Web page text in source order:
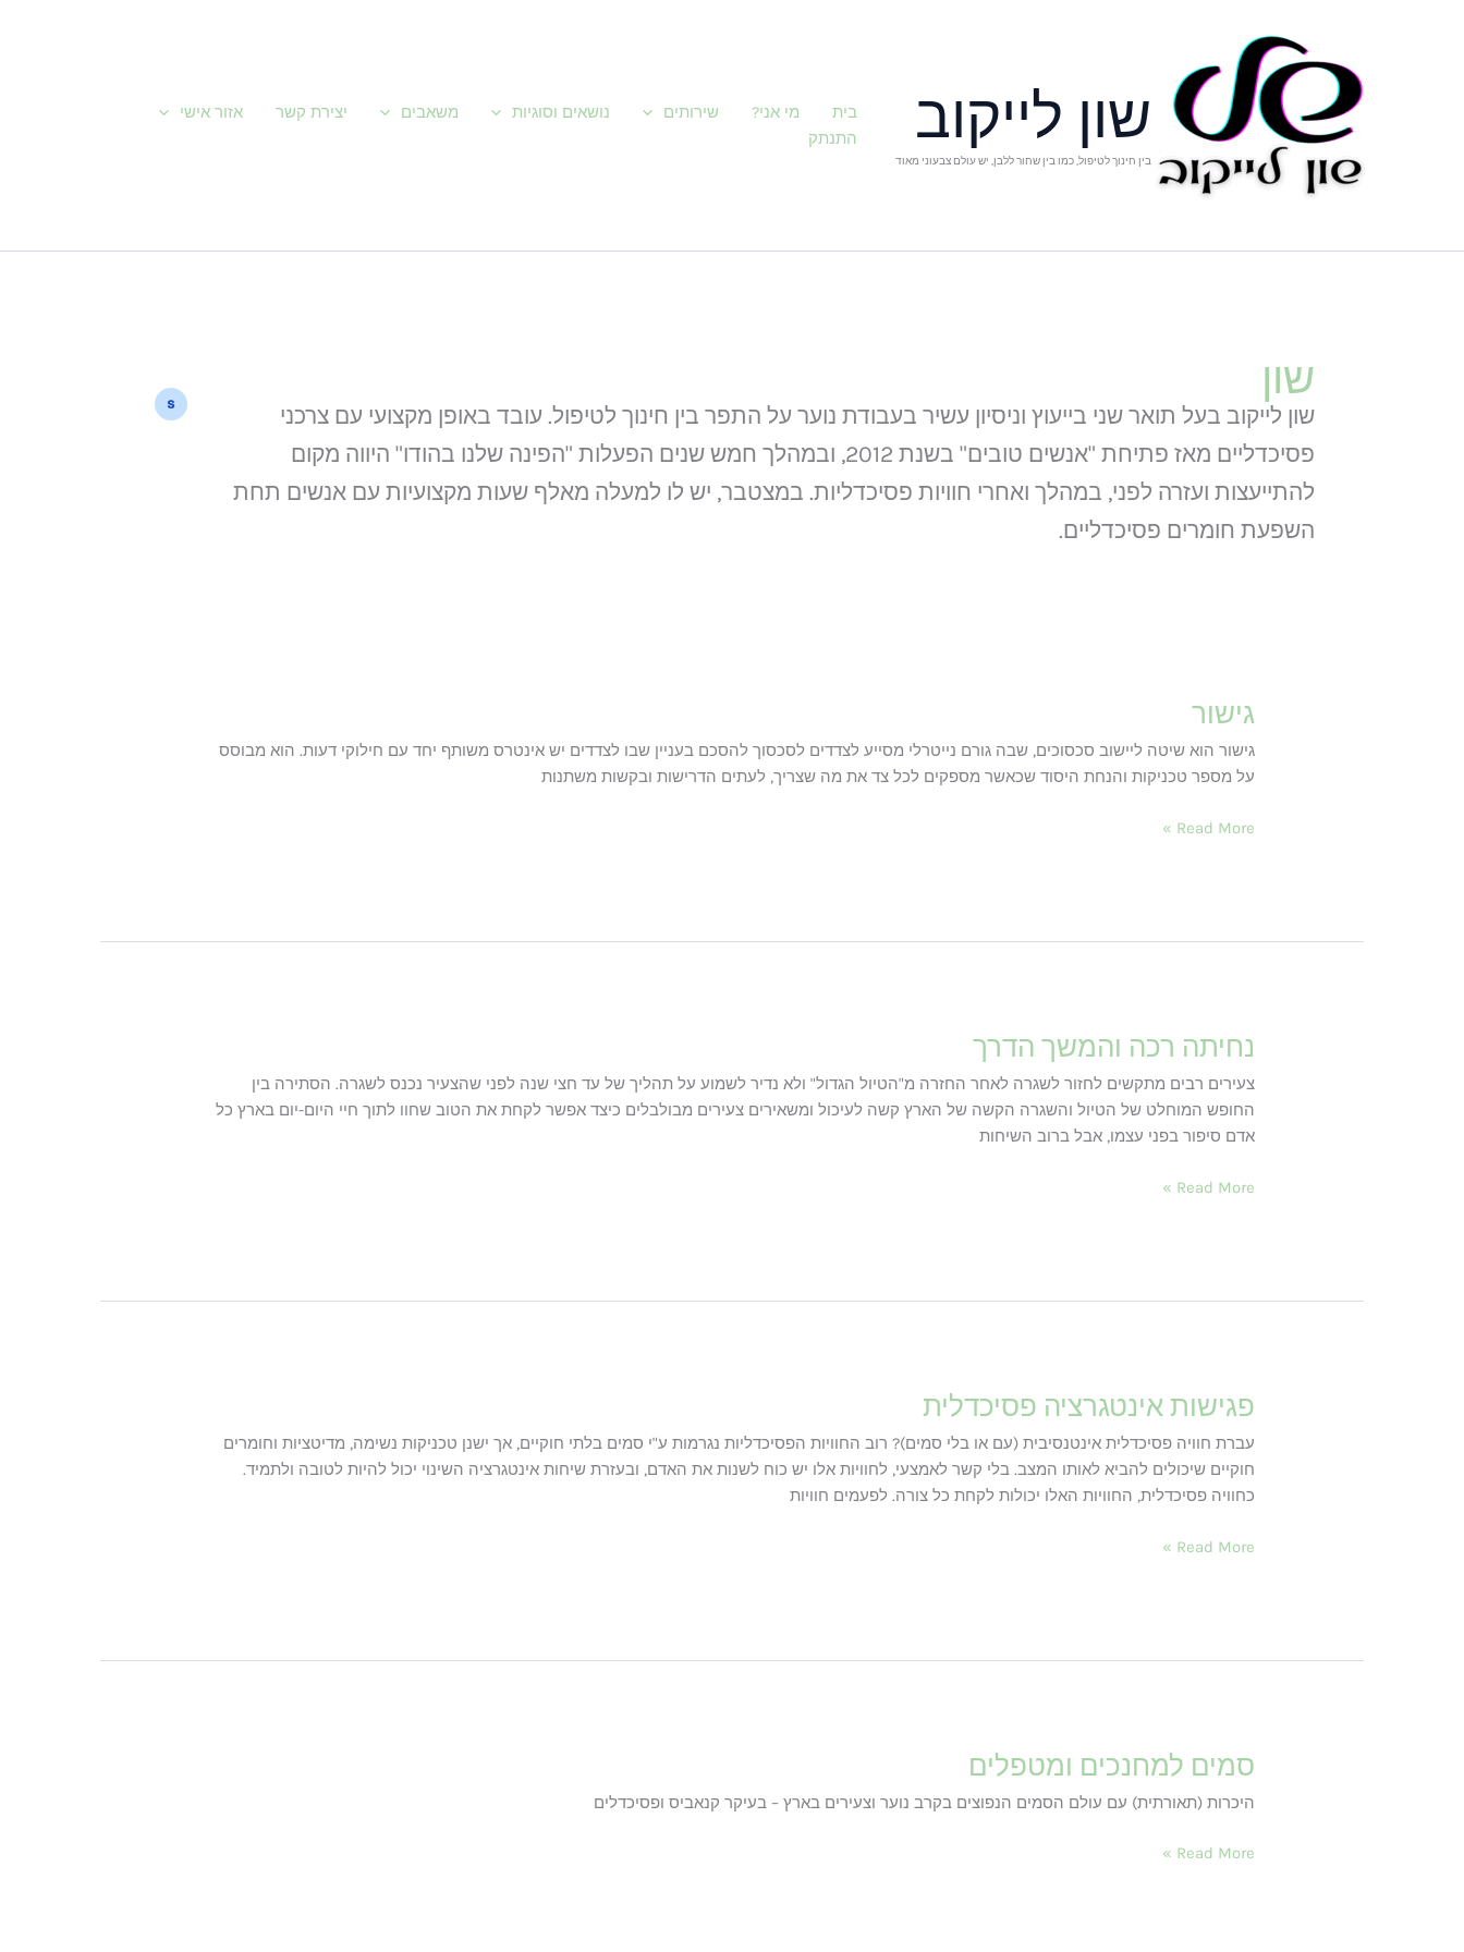
שון לייקוב
בין חינוך לטיפול, כמו בין שחור ללבן, יש עולם צבעוני מאוד
בית מי אני? שירותים נושאים וסוגיות משאבים יצירת קשר
אזור אישי
התנתק
שון
שון לייקוב בעל תואר שני בייעוץ וניסיון עשיר בעבודת נוער על התפר בין חינוך לטיפול. עובד באופן מקצועי עם צרכני
פסיכדליים מאז פתיחת "אנשים טובים" בשנת 2012, ובמהלך חמש שנים הפעלות "הפינה שלנו בהודו" היווה מקום
להתייעצות ועזרה לפני, במהלך ואחרי חוויות פסיכדליות. במצטבר, יש לו למעלה מאלף שעות מקצועיות עם אנשים תחת
השפעת חומרים פסיכדליים.
גישור
גישור הוא שיטה ליישוב סכסוכים, שבה גורם נייטרלי מסייע לצדדים לסכסוך להסכם בעניין שבו לצדדים יש אינטרס משותף יחד עם חילוקי דעות. הוא מבוסס
על מספר טכניקות והנחת היסוד שכאשר מספקים לכל צד את מה שצריך, לעתים הדרישות ובקשות משתנות
גישור
Read More »
נחיתה רכה והמשך הדרך
צעירים רבים מתקשים לחזור לשגרה לאחר החזרה מ"הטיול הגדול" ולא נדיר לשמוע על תהליך של עד חצי שנה לפני שהצעיר נכנס לשגרה. הסתירה בין
החופש המוחלט של הטיול והשגרה הקשה של הארץ קשה לעיכול ומשאירים צעירים מבולבלים כיצד אפשר לקחת את הטוב שחוו לתוך חיי היום-יום בארץ כל
אדם סיפור בפני עצמו, אבל ברוב השיחות
נחיתה
Read More »
פגישות אינטגרציה פסיכדלית
עברת חוויה פסיכדלית אינטנסיבית (עם או בלי סמים)? רוב החוויות הפסיכדליות נגרמות ע"י סמים בלתי חוקיים, אך ישנן טכניקות נשימה, מדיטציות וחומרים
חוקיים שיכולים להביא לאותו המצב. בלי קשר לאמצעי, לחוויות אלו יש כוח לשנות את האדם, ובעזרת שיחות אינטגרציה השינוי יכול להיות לטובה ולתמיד.
כחוויה פסיכדלית, החוויות האלו יכולות לקחת כל צורה. לפעמים חוויות
פגישות
Read More »
סמים למחנכים ומטפלים
היכרות (תאורתית) עם עולם הסמים הנפוצים בקרב נוער וצעירים בארץ – בעיקר קנאביס ופסיכדלים
סמים
Read More »